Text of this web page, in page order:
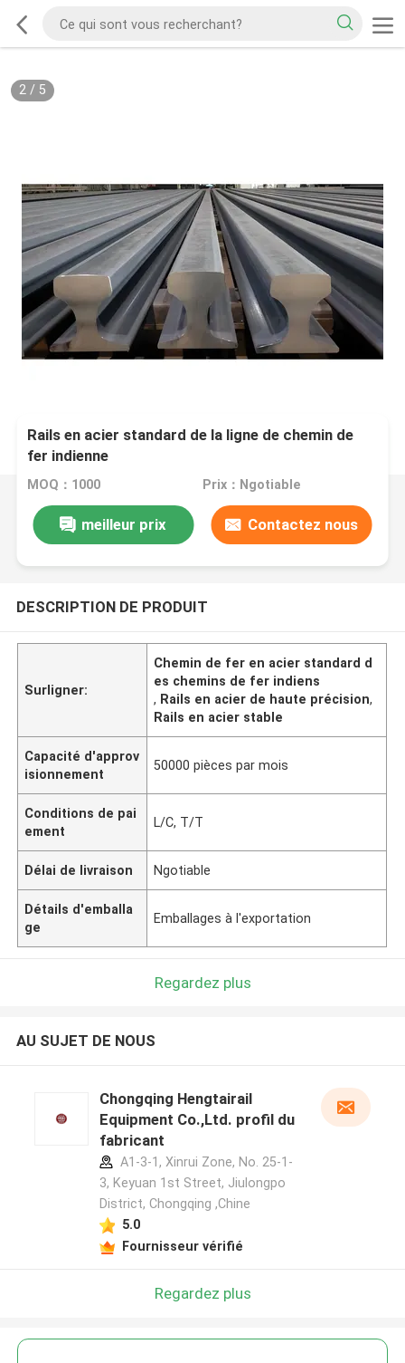
2/ 5
Rails en acier standard de la ligne de chemin de
fer indienne
MOQ：1000 Prix：Ngotiable
meilleur prix Contactez nous
DESCRIPTION DE PRODUIT
Surligner:
Chemin de fer en acier standard d
es chemins de fer indiens
, Rails en acier de haute précision,
Rails en acier stable
Capacité d'approv
isionnement
50000 pièces par mois
Conditions de pai
ement
L/C, T/T
Délai de livraison Ngotiable
Détails d'emballa
ge
Emballages à l'exportation
Regardez plus
AU SUJET DE NOUS
Chongqing Hengtairail
Equipment Co.,Ltd. profil du
fabricant
A1-3-1, Xinrui Zone, No. 25-1-
3, Keyuan 1st Street, Jiulongpo
District, Chongqing ,Chine
5.0
Fournisseur vérifié
Regardez plus